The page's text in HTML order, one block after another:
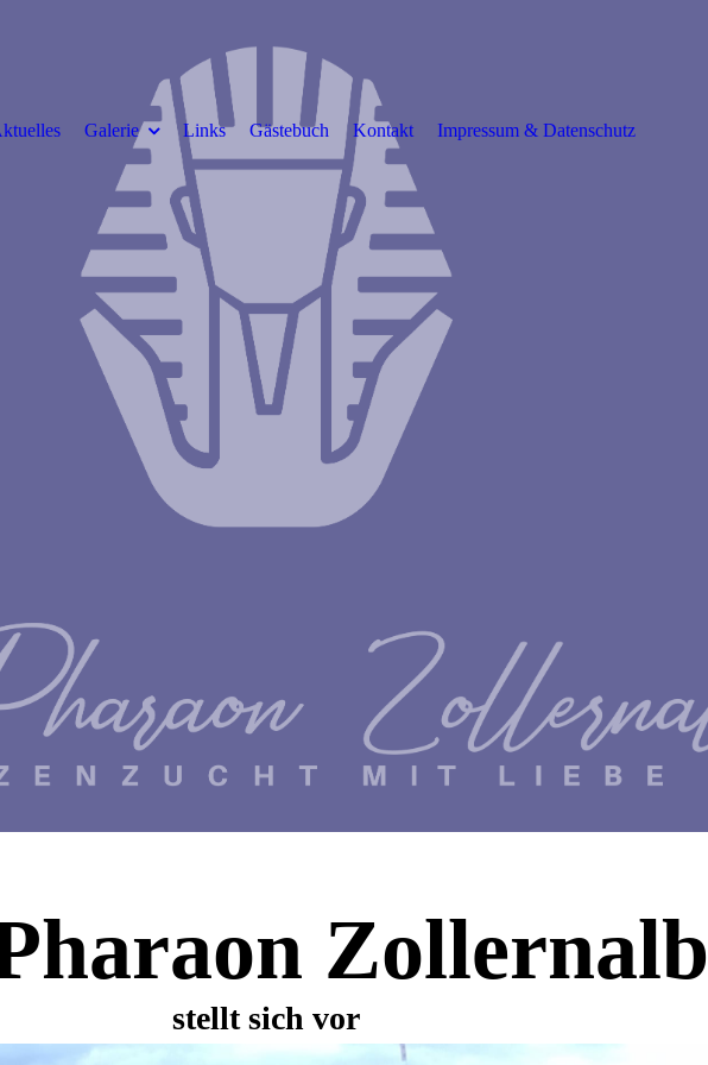
Galerie Links Gästebuch Kontakt Impressum & Datenschutz
Zollernalb
stellt sich vor